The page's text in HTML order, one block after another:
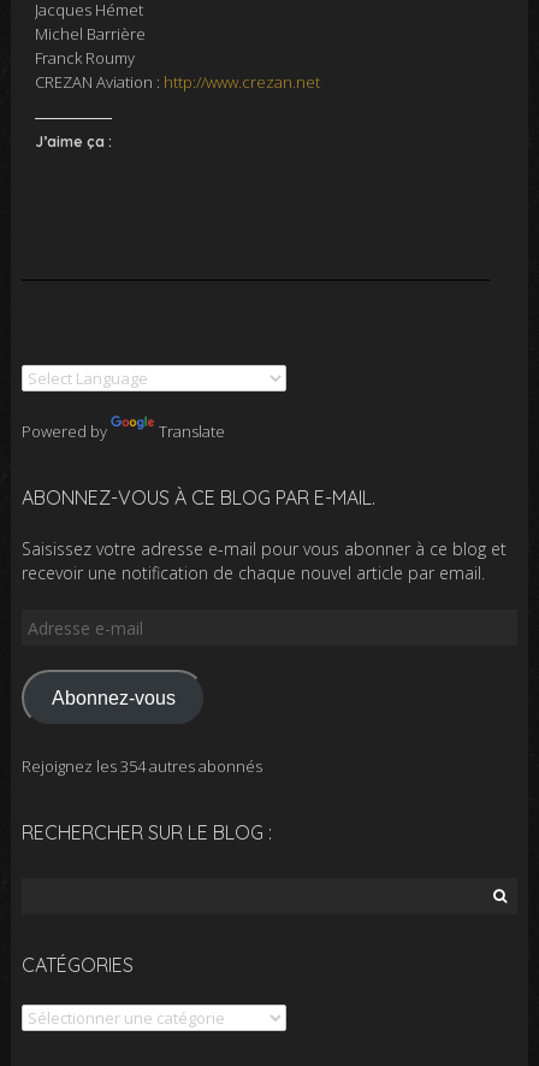
Jacques Hémet
Michel Barrière
Franck Roumy
CREZAN Aviation : http://www.crezan.net
J’aime ça :
Powered by Translate
ABONNEZ-VOUS À CE BLOG PAR E-MAIL.
Saisissez votre adresse e-mail pour vous abonner à ce blog et
recevoir une notification de chaque nouvel article par email.
Adresse
mail
Abonnez-vous
Rejoignez les 354 autres abonnés
RECHERCHER SUR LE BLOG :
CATÉGORIES
Catégories